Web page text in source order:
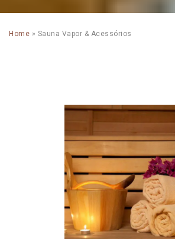
Home » Sauna Vapor & Acessórios